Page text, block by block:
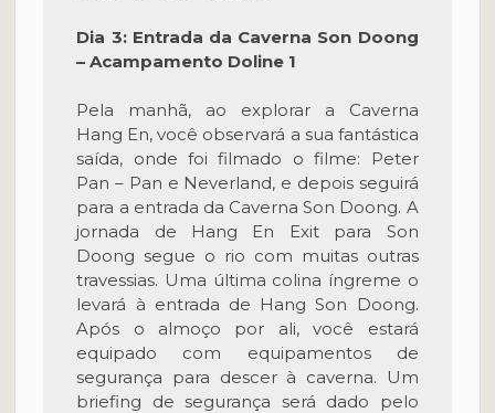
Dia 3: Entrada da Caverna Son Doong
– Acampamento Doline 1
Pela manhã, ao explorar a Caverna
Hang En, você observará a sua fantástica
saída, onde foi filmado o filme: Peter
Pan – Pan e Neverland, e depois seguirá
para a entrada da Caverna Son Doong. A
jornada de Hang En Exit para Son
Doong segue o rio com muitas outras
travessias. Uma última colina íngreme o
levará à entrada de Hang Son Doong.
Após o almoço por ali, você estará
equipado com equipamentos de
segurança para descer à caverna. Um
briefing de segurança será dado pelo